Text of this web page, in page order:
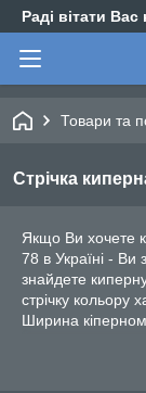
Раді вітати Вас
Товари та
Стрічка
Якщо Ви хочете
78 в Україні - Ви
знайдете
стрічку кольору
Ширина
необхідності,